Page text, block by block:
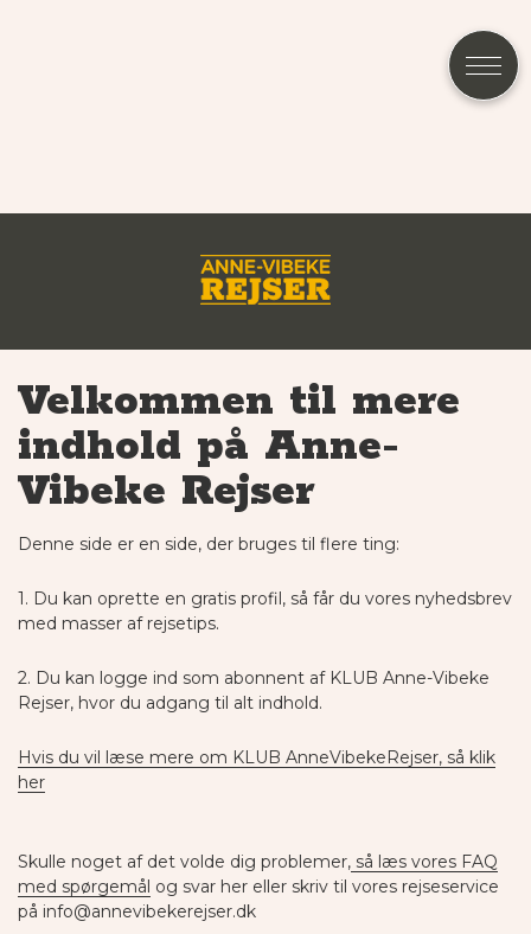
Velkommen til mere
indhold på Anne-
Vibeke Rejser
Denne side er en side, der bruges til flere ting:
1. Du kan oprette en gratis profil, så får du vores nyhedsbrev
med masser af rejsetips.
2. Du kan logge ind som abonnent af KLUB Anne-Vibeke
Rejser, hvor du adgang til alt indhold.
Hvis du vil læse mere om KLUB AnneVibekeRejser, så klik
her
Skulle noget af det volde dig problemer, så læs vores FAQ
med spørgemål og svar her eller skriv til vores rejseservice
på info@annevibekerejser.dk